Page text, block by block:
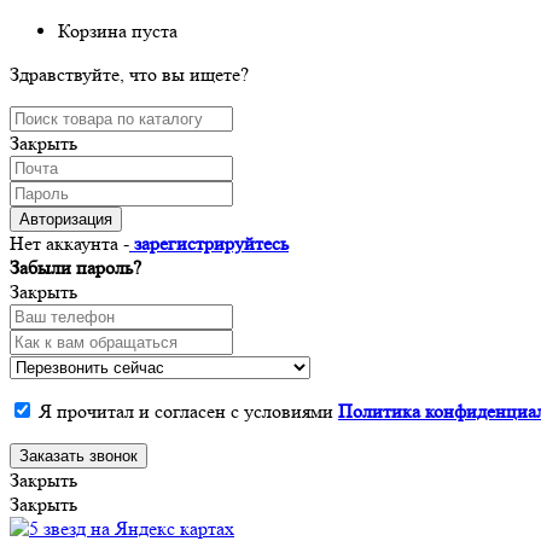
Корзина пуста
Здравствуйте, что вы ищете?
Закрыть
Авторизация
Нет аккаунта - зарегистрируйтесь
Забыли пароль?
Закрыть
Я прочитал и согласен с условиями Политика
Заказать звонок
Закрыть
Закрыть